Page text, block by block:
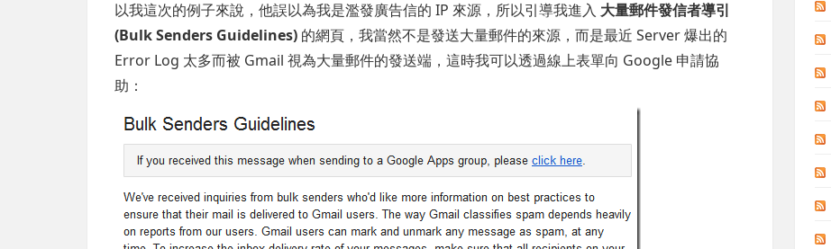
以我這次的例子來說，他誤以為我是濫發廣告信的 IP 來源，所以引導我進入 大量郵件發信者導引
(Bulk Senders Guidelines) 的網頁，我當然不是發送大量郵件的來源，而是最近 Server 爆出的
Error Log 太多而被 Gmail 視為大量郵件的發送端，這時我可以透過線上表單向 Google 申請協
助：